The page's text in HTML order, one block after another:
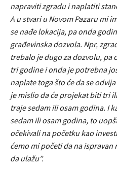
napraviti zgradu i naplatiti
A u stvari u Novom Pazaru mi
se nađe lokacija, pa onda
građevinska dozvola. Npr,
trebalo je dugo za dozvolu, pa
tri godine i onda je potrebna
naplate toga što će da se
je mislio da će projekat biti tri
traje sedam ili osam godina. I
sedam ili osam godina, to
očekivali na početku kao
ćemo mi početi da na
da ulažu”.